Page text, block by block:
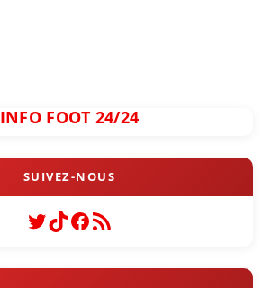
INFO FOOT 24/24
Twitter
TikTok
Facebook
Flux RSS